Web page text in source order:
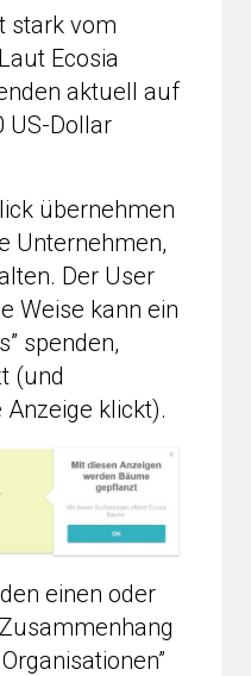
stark vom
Ecosia
aktuell auf
US-Dollar
übernehmen
Unternehmen,
Der User
Weise kann ein
spenden,
(und
klickt).
einen oder